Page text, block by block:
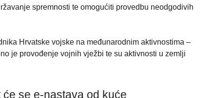
spremnosti te omogućiti provedbu neodgodivih
Hrvatske vojske na međunarodnim aktivnostima –
je provođenje vojnih vježbi te su aktivnosti u zemlji
se e-nastava od kuće